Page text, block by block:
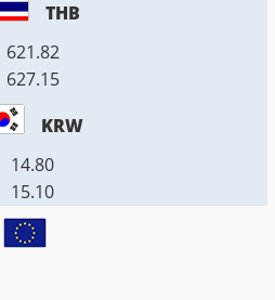
THB
621.82
627.15
KRW
14.80
15.10